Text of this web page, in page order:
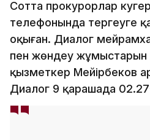
Сотта прокурорлар
телефонында тергеуге
оқыған. Диалог
пен жөндеу жұмыстарын
қызметкер Мейірбеков
Диалог 9 қарашада